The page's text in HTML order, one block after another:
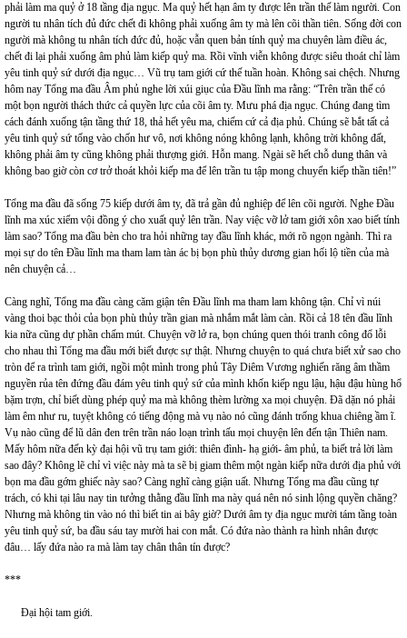
phải làm ma quỷ ở 18 tầng địa ngục. Ma quỷ hết hạn âm ty được lên trần thế làm người. Con
người tu nhân tích đủ đức chết đi không phải xuống âm ty mà lên cõi thần tiên. Sống đời con
người mà không tu nhân tích đức đủ, hoặc vẫn quen bản tính quỷ ma chuyên làm điều ác,
chết đi lại phải xuống âm phủ làm kiếp quỷ ma. Rồi vĩnh viễn không được siêu thoát chỉ làm
yêu tinh quỷ sứ dưới địa ngục… Vũ trụ tam giới cứ thế tuần hoàn. Không sai chệch. Nhưng
hôm nay Tổng ma đầu Âm phủ nghe lời xúi giục của Đầu lĩnh ma rằng: “Trên trần thế có
một bọn người thách thức cả quyền lực của cõi âm ty. Mưu phá địa ngục. Chúng đang tìm
cách đánh xuống tận tầng thứ 18, thả hết yêu ma, chiếm cứ cả địa phủ. Chúng sẽ bắt tất cả
yêu tinh quỷ sứ tống vào chốn hư vô, nơi không nóng không lạnh, không trời không đất,
không phải âm ty cũng không phải thượng giới. Hỗn mang. Ngài sẽ hết chỗ dung thân và
không bao giờ còn cơ trở thoát khỏi kiếp ma để lên trần tu tập mong chuyển kiếp thần tiên!”
Tổng ma đầu đã sống 75 kiếp dưới âm ty, đã trả gần đủ nghiệp để lên cõi người. Nghe Đầu
lĩnh ma xúc xiểm vội đồng ý cho xuất quỷ lên trần. Nay việc vỡ lở tam giới xôn xao biết tính
làm sao? Tổng ma đầu bèn cho tra hỏi những tay đầu lĩnh khác, mới rõ ngọn ngành. Thì ra
mọi sự do tên Đầu lĩnh ma tham lam tàn ác bị bọn phù thủy dương gian hối lộ tiền của mà
nên chuyện cả…
Càng nghĩ, Tổng ma đầu càng căm giận tên Đầu lĩnh ma tham lam không tận. Chỉ vì núi
vàng thoi bạc thỏi của bọn phù thủy trần gian mà nhắm mắt làm càn. Rồi cả 18 tên đầu lĩnh
kia nữa cũng dự phần chấm mút. Chuyện vỡ lở ra, bọn chúng quen thói tranh công đổ lỗi
cho nhau thì Tổng ma đầu mới biết được sự thật. Nhưng chuyện to quá chưa biết xử sao cho
tròn để ra trình tam giới, ngồi một mình trong phủ Tây Diêm Vương nghiến răng âm thầm
nguyền rủa tên đứng đầu đám yêu tinh quỷ sứ của mình khốn kiếp ngu lậu, hậu đậu hùng hổ
bặm trợn, chỉ biết dùng phép quỷ ma mà không thèm lường xa mọi chuyện. Đã dặn nó phải
làm êm như ru, tuyệt không có tiếng động mà vụ nào nó cũng đánh trống khua chiêng ầm ĩ.
Vụ nào cũng để lũ dân đen trên trần náo loạn trình tấu mọi chuyện lên đến tận Thiên nam.
Mấy hôm nữa đến kỳ đại hội vũ trụ tam giới: thiên đình- hạ giới- âm phủ, ta biết trả lời làm
sao đây? Không lẽ chỉ vì việc này mà ta sẽ bị giam thêm một ngàn kiếp nữa dưới địa phủ với
bọn ma đầu gớm ghiếc này sao? Càng nghĩ càng giận uất. Nhưng Tổng ma đầu cũng tự
trách, có khi tại lâu nay tin tưởng thằng đầu lĩnh ma này quá nên nó sinh lộng quyền chăng?
Nhưng mà không tin vào nó thì biết tin ai bây giờ? Dưới âm ty địa ngục mười tám tầng toàn
yêu tinh quỷ sứ, ba đầu sáu tay mười hai con mắt. Có đứa nào thành ra hình nhân được
đâu… lấy đứa nào ra mà làm tay chân thân tín được?
***
Đại hội tam giới.